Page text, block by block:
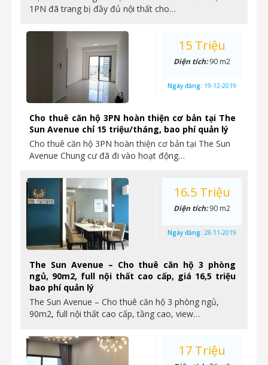
1PN đã trang bị đầy đủ nội thất cho…
Cho thuê căn hộ 3PN hoàn thiện cơ bản tại The
Sun Avenue chỉ 15 triệu/tháng, bao phí quản lý
Cho thuê căn hộ 3PN hoàn thiện cơ bản tại The Sun
Avenue Chung cư đã đi vào hoạt động…
15 Triệu
Diện tích:90 m2
Ngày đăng: 19-12-2019
The Sun Avenue – Cho thuê căn hộ 3 phòng
ngủ, 90m2, full nội thất cao cấp, giá 16,5 triệu
bao phí quản lý
The Sun Avenue – Cho thuê căn hộ 3 phòng ngủ,
90m2, full nội thất cao cấp, tầng cao, view…
16.5 Triệu
Diện tích:90 m2
Ngày đăng: 28-11-2019
17 Triệu